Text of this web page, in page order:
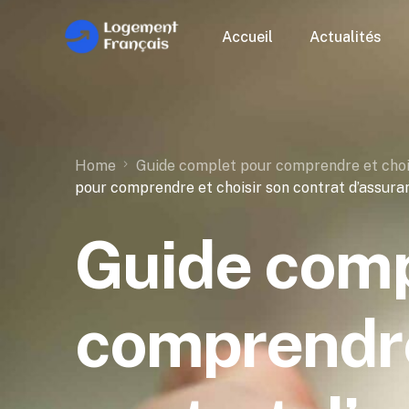
Accueil Actualités
Home Guide complet pour comprendre et
pour comprendre et choisir son contrat
Guide